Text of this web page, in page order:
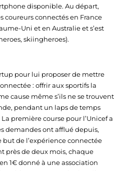
disponible. Au départ,
coureurs connectés en France
Uni et en Australie et s’est
skiingheroes).
pour lui proposer de mettre
: offrir aux sportifs la
cause même s’ils ne se trouvent
pendant un laps de temps
première course pour l’Unicef a
demandes ont afflué depuis,
de l’expérience connectée
près de deux mois, chaque
1€ donné à une association